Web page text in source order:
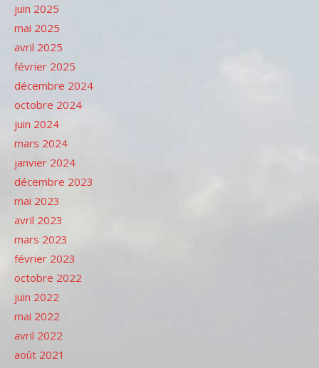
juin 2025
mai 2025
avril 2025
février 2025
décembre 2024
octobre 2024
juin 2024
mars 2024
janvier 2024
décembre 2023
mai 2023
avril 2023
mars 2023
février 2023
octobre 2022
juin 2022
mai 2022
avril 2022
août 2021